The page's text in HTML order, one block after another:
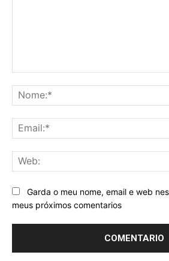
Garda o meu nome, email e web
meus próximos comentarios